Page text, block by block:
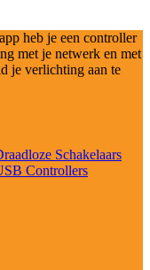
heb je een controller
met je netwerk en met
je verlichting aan te
Schakelaars
Controllers